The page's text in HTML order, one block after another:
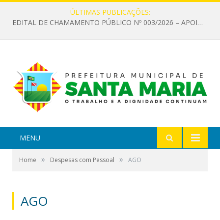
ÚLTIMAS PUBLICAÇÕES:
EDITAL DE CHAMAMENTO PÚBLICO Nº 003/2026 – APOIO À INFRAESTRUTURA CULTURAL
MENU
Home » Despesas com Pessoal » AGO
AGO